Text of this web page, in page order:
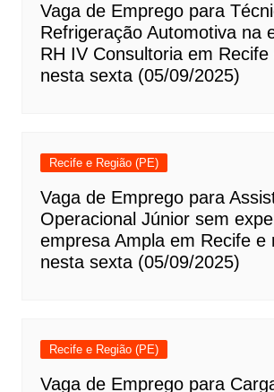
Vaga de Emprego para
Refrigeração Automotiva na
RH IV Consultoria em Recife
nesta sexta (05/09/2025)
Recife e Região (PE)
Vaga de Emprego para
Operacional Júnior sem
empresa Ampla em Recife e
nesta sexta (05/09/2025)
Recife e Região (PE)
Vaga de Emprego para